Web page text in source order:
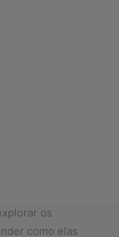
os
como elas